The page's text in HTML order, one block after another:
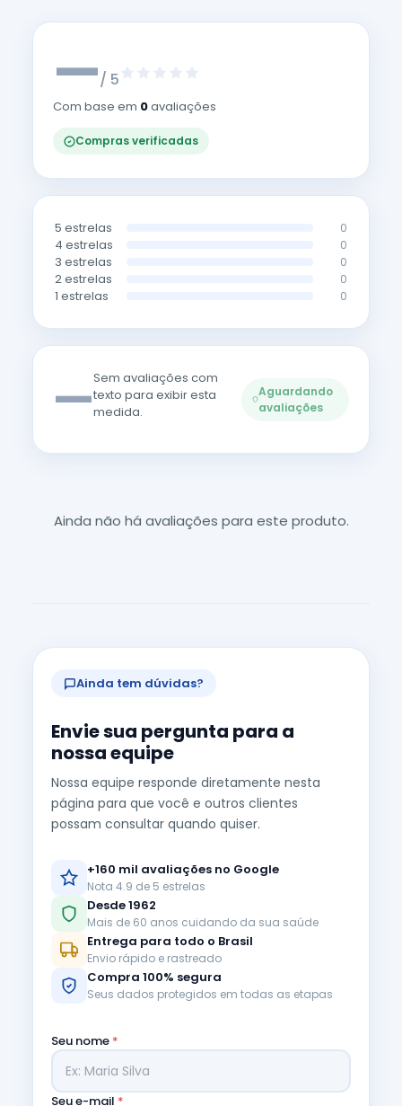
—/ 5
Com base em 0avaliações
Compras verificadas
5 estrelas 0
4 estrelas 0
3 estrelas 0
2 estrelas 0
1 estrelas 0
—Sem avaliações com
texto para exibir esta
medida.
Aguardando
avaliações
Ainda não há avaliações para este produto.
Ainda tem dúvidas?
Envie sua pergunta para a
nossa equipe
Nossa equipe responde diretamente nesta
página para que você e outros clientes
possam consultar quando quiser.
+160 mil avaliações no Google
Nota 4.9 de 5 estrelas
Desde 1962
Mais de 60 anos cuidando da sua saúde
Entrega para todo o Brasil
Envio rápido e rastreado
Compra 100% segura
Seus dados protegidos em todas as etapas
Seu nome *
Seu e-mail *